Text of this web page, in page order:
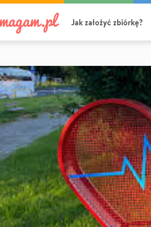
Jak założyć zbiórkę?